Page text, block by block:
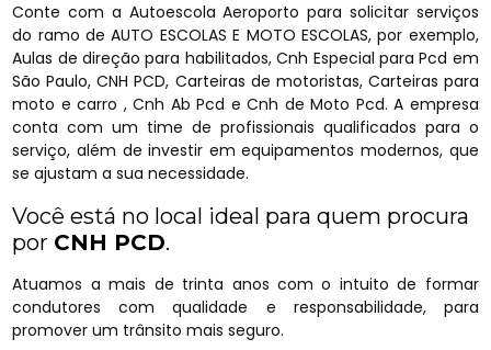
Conte com a Autoescola Aeroporto para solicitar serviços
do ramo de AUTO ESCOLAS E MOTO ESCOLAS, por exemplo,
Aulas de direção para habilitados, Cnh Especial para Pcd em
São Paulo, CNH PCD, Carteiras de motoristas, Carteiras para
moto e carro , Cnh Ab Pcd e Cnh de Moto Pcd. A empresa
conta com um time de profissionais qualificados para o
serviço, além de investir em equipamentos modernos, que
se ajustam a sua necessidade.
Você está no local ideal para quem procura
por CNH PCD.
Atuamos a mais de trinta anos com o intuito de formar
condutores com qualidade e responsabilidade, para
promover um trânsito mais seguro.